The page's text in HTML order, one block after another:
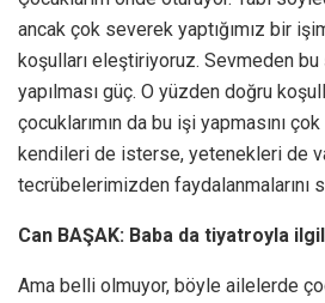
ancak çok severek yaptığımız bir
koşulları eleştiriyoruz. Sevmeden
yapılması güç. O yüzden doğru
çocuklarımın da bu işi yapmasını
kendileri de isterse, yetenekleri de
tecrübelerimizden faydalanmalarını
Can BAŞAK: Baba da tiyatroyla
Ama belli olmuyor, böyle ailelerde